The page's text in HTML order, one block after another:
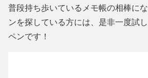
普段持ち歩いているメモ帳の相棒に
ンを探している方には、是非一度試
ペンです！